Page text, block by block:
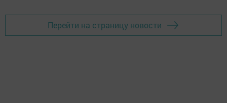
Перейти на страницу новости